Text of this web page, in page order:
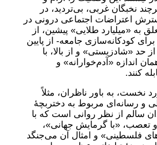
نخبگان غربی، بی‌تردید، در
اعتراضات اجتماعی درونی در
به «میلیارد طلایی» پیشین، از
کودکانه‌سازی جامعه- از پایین
حد «شاد‌زیستی» و از بالا، با
اندازه «آدم‌خوارانه» و
کنند.
نخست، به باور ناظران، مثلاً
و رسانه‌ای مربوط به دختربچهٔ
سالم از نظر روانی است که با
«با گرمایش جهانی»،
فلسطینی» و امثال آن می‌جنگد